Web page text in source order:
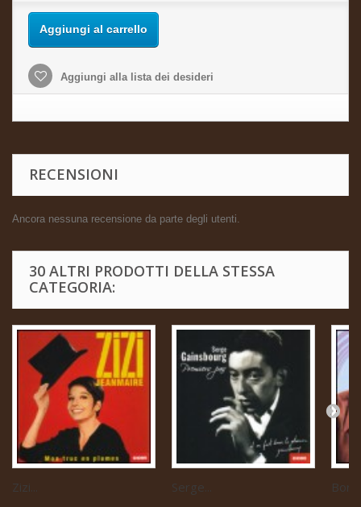
Aggiungi al carrello
Aggiungi alla lista dei desideri
RECENSIONI
Ancora nessuna recensione da parte degli utenti.
30 ALTRI PRODOTTI DELLA STESSA
CATEGORIA:
Zizi... Serge...